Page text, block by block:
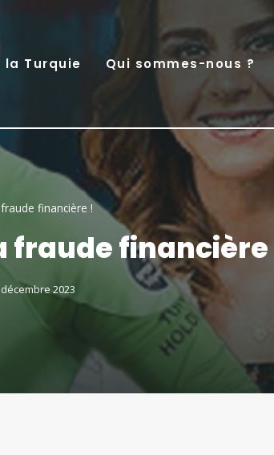
la Turquie Qui sommes-nous ?
financière !
fraude
2023